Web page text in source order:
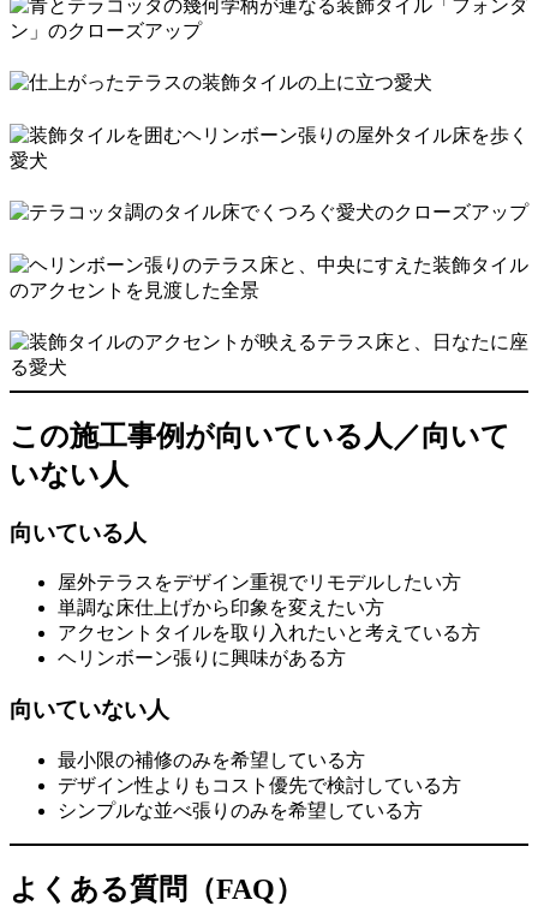
この施工事例が向いている人／向いて
いない人
向いている人
屋外テラスをデザイン重視でリモデルしたい方
単調な床仕上げから印象を変えたい方
アクセントタイルを取り入れたいと考えている方
ヘリンボーン張りに興味がある方
向いていない人
最小限の補修のみを希望している方
デザイン性よりもコスト優先で検討している方
シンプルな並べ張りのみを希望している方
よくある質問（FAQ）